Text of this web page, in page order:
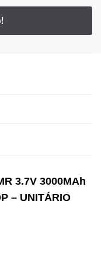
3.7V 3000MAh
– UNITÁRIO